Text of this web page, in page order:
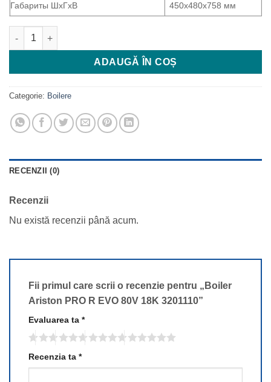
Габариты ШхГхВ 450х480х758 мм
Cantitate Boiler Ariston PRO R EVO 80V 18K 3201110
ADAUGĂ ÎN COȘ
Categorie: Boilere
RECENZII (0)
Recenzii
Nu există recenzii până acum.
Fii primul care scrii o recenzie pentru „Boiler
Ariston PRO R EVO 80V 18K 3201110”
Evaluarea ta *
Recenzia ta *